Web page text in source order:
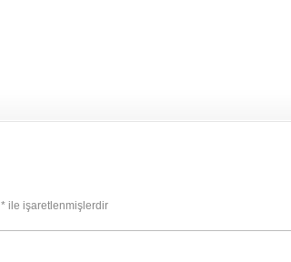
* ile işaretlenmişlerdir